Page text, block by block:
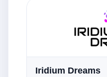
Iridium Dreams